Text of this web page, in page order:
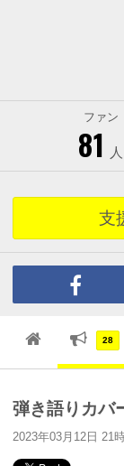
ファン
81 人
支
28
弾き語りカバ
2023年03月12日 21